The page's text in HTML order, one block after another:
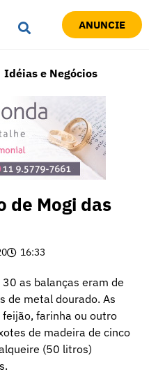
ANUNCIE
Idéias e Negócios
de Mogi das
16:33
as balanças eram de
de metal dourado. As
farinha ou outro
de madeira de cinco
(50 litros)